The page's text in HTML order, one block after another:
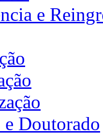
e
Doutorado